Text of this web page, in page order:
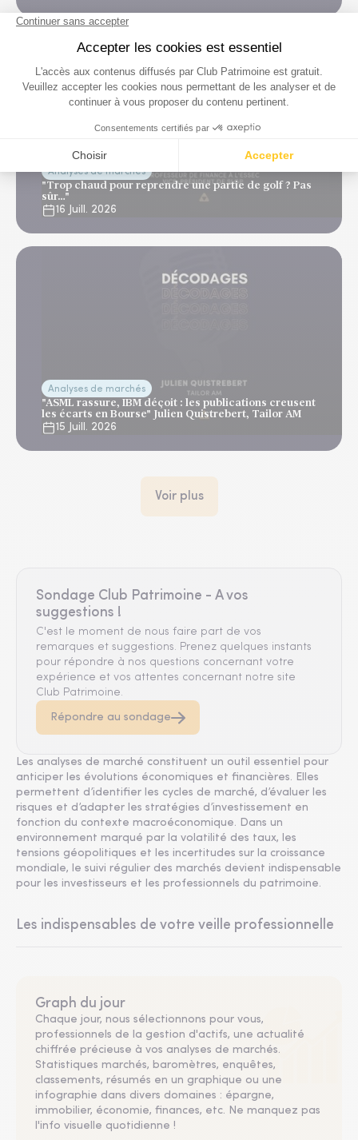
Analyses de marchés
"Trop chaud pour reprendre une partie de golf ? Pas
sûr…"
16 Juill. 2026
Analyses de marchés
"ASML rassure, IBM déçoit : les publications creusent
les écarts en Bourse" Julien Quistrebert, Tailor AM
15 Juill. 2026
Voir plus
Sondage Club Patrimoine - A vos
suggestions !
C'est le moment de nous faire part de vos
remarques et suggestions. Prenez quelques instants
pour répondre à nos questions concernant votre
expérience et vos attentes concernant notre site
Club Patrimoine.
Répondre au sondage
Les analyses de marché constituent un outil essentiel pour
anticiper les évolutions économiques et financières. Elles
permettent d’identifier les cycles de marché, d’évaluer les
risques et d’adapter les stratégies d’investissement en
fonction du contexte macroéconomique. Dans un
environnement marqué par la volatilité des taux, les
tensions géopolitiques et les incertitudes sur la croissance
mondiale, le suivi régulier des marchés devient indispensable
pour les investisseurs et les professionnels du patrimoine.
Les indispensables de votre veille professionnelle
Graph du jour
Chaque jour, nous sélectionnons pour vous,
professionnels de la gestion d'actifs, une actualité
chiffrée précieuse à vos analyses de marchés.
Statistiques marchés, baromètres, enquêtes,
classements, résumés en un graphique ou une
infographie dans divers domaines : épargne,
immobilier, économie, finances, etc. Ne manquez pas
l'info visuelle quotidienne !